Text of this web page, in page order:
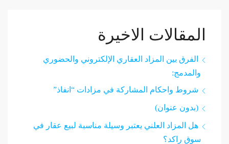
المقالات الاخيرة
الفرق بين المزاد العقاري الإلكتروني والحضوري
والمدمج:
شروط واحكام المشاركة في مزادات “انفاذ”
(بدون عنوان)
هل المزاد العلني يعتبر وسيلة مناسبة لبيع عقار في
سوق راكد؟